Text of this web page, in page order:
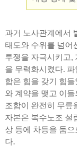
과거 노사관계에서
태도와 수위를 넘어
투쟁을 자극시키고,
을 무력화시켰다.
합은 힘을 갖기 힘
와 계약을 맺고 이
조합이 완전히 무릎
자본은 복수노조 설
상 등에 차등을 둠
다.